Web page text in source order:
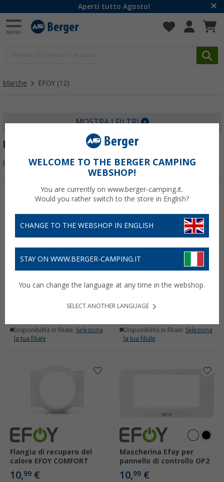
Aperti tutto Agosto!
Marche EFOY (12)
MOSTRA I FILTRI
EFOY
Filtrare per:
Cavo EFOY Mastervolt per
celle a combustibile
Disponibilità in filiale: Seleziona
la tua filiale
-3%
Tubo di scarico del calore
21,99 € PVP
Disponibilità in filiale: Seleziona
la tua filiale
Flangia di recupero del
calore EFOY COMFORT
10,99 €
Mascherina Efoy per
pannello di controllo OP2
10,99 €
WELCOME TO THE BERGER CAMPING
WEBSHOP!
You are currently on www.berger-camping.it.
Would you rather switch to the store in English?
CHANGE TO THE WEBSHOP IN ENGLISH
STAY ON WWW.BERGER-CAMPING.IT
You can change the language at any time in the webshop.
SELECT ANOTHER LANGUAGE